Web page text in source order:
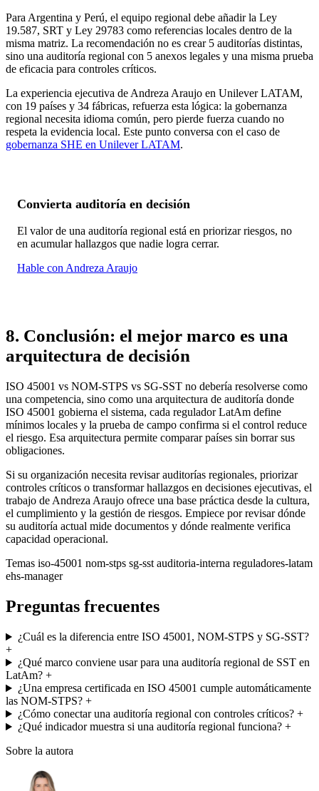
Para Argentina y Perú, el equipo regional debe añadir la Ley
19.587, SRT y Ley 29783 como referencias locales dentro de la
misma matriz. La recomendación no es crear 5 auditorías distintas,
sino una auditoría regional con 5 anexos legales y una misma prueba
de eficacia para controles críticos.
La experiencia ejecutiva de Andreza Araujo en Unilever LATAM,
con 19 países y 34 fábricas, refuerza esta lógica: la gobernanza
regional necesita idioma común, pero pierde fuerza cuando no
respeta la evidencia local. Este punto conversa con el caso de
gobernanza SHE en Unilever LATAM.
Convierta auditoría en decisión
El valor de una auditoría regional está en priorizar riesgos, no
en acumular hallazgos que nadie logra cerrar.
Hable con Andreza Araujo
8. Conclusión: el mejor marco es una
arquitectura de decisión
ISO 45001 vs NOM-STPS vs SG-SST no debería resolverse como
una competencia, sino como una arquitectura de auditoría donde
ISO 45001 gobierna el sistema, cada regulador LatAm define
mínimos locales y la prueba de campo confirma si el control reduce
el riesgo. Esa arquitectura permite comparar países sin borrar sus
obligaciones.
Si su organización necesita revisar auditorías regionales, priorizar
controles críticos o transformar hallazgos en decisiones ejecutivas, el
trabajo de Andreza Araujo ofrece una base práctica desde la cultura,
el cumplimiento y la gestión de riesgos. Empiece por revisar dónde
su auditoría actual mide documentos y dónde realmente verifica
capacidad operacional.
Temas iso-45001 nom-stps sg-sst auditoria-interna reguladores-latam
ehs-manager
Preguntas frecuentes
¿Cuál es la diferencia entre ISO 45001, NOM-STPS y SG-SST?
+
¿Qué marco conviene usar para una auditoría regional de SST en
LatAm? +
¿Una empresa certificada en ISO 45001 cumple automáticamente
las NOM-STPS? +
¿Cómo conectar una auditoría regional con controles críticos?+
¿Qué indicador muestra si una auditoría regional funciona?+
Sobre la autora